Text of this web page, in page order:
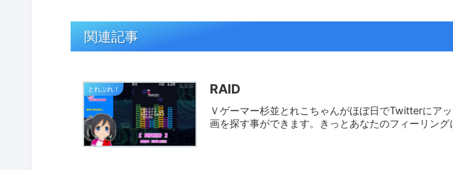
関連記事
とれぷれ！ RAID
Ｖゲーマー杉並とれこちゃんがほぼ日でTwitterにア
画を探す事ができます。きっとあなたのフィーリン